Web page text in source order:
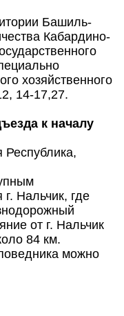
Башиль-
Кабардино-
хозяйственного
14-17,27.
к началу
Республика,
Нальчик, где
от г. Нальчик
84 км.
можно